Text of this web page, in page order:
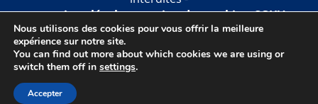
mentions légales.gestion des cookies.CGUV
Nous utilisons des cookies pour vous offrir la meilleure
expérience sur notre site.
You can find out more about which cookies we are using or
switch them off in settings.
Accepter